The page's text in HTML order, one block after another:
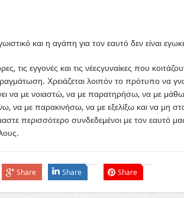
και η αγάπη για τον εαυτόδεν είναι
τις εγγονές και τις νέεςγυναίκες που
Χρειάζεται λοιπόντο πρότυπο να
να μενοιαστώ, να με παρατηρήσω, να με μάθω
να με παρακινήσω, να με εξελίξω και να μη
περισσότερο συνδεδεμένοι με τον εαυτό
Share Share Share